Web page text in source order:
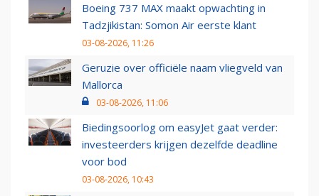
Boeing 737 MAX maakt opwachting in
Tadzjikistan: Somon Air eerste klant
03-08-2026, 11:26
Geruzie over officiële naam vliegveld van
Mallorca
03-08-2026, 11:06
Biedingsoorlog om easyJet gaat verder:
investeerders krijgen dezelfde deadline
voor bod
03-08-2026, 10:43